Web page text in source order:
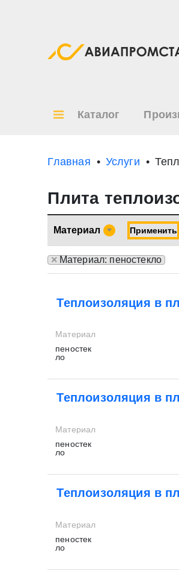
Каталог
Главная Услуги
Плита
Материал Применить
× Материал: пеностекло
Теплоизоляция в
Материал
пеностек
ло
Теплоизоляция в
Материал
пеностек
ло
Теплоизоляция в
Материал
пеностек
ло